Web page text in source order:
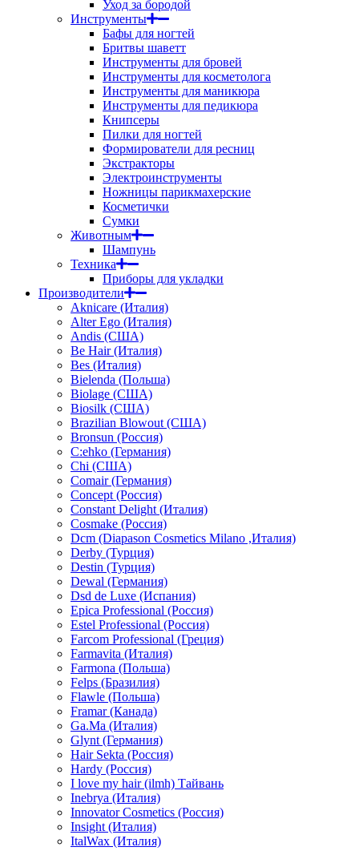
Уход за бородой
Инструменты
Бафы для ногтей
Бритвы шаветт
Инструменты для бровей
Инструменты для косметолога
Инструменты для маникюра
Инструменты для педикюра
Книпсеры
Пилки для ногтей
Формирователи для ресниц
Экстракторы
Электроинструменты
Ножницы парикмахерские
Косметички
Сумки
Животным
Шампунь
Техника
Приборы для укладки
Производители
Aknicare (Италия)
Alter Ego (Италия)
Andis (США)
Be Hair (Италия)
Bes (Италия)
Bielenda (Польша)
Biolage (США)
Biosilk (США)
Brazilian Blowout (США)
Bronsun (Россия)
C:ehko (Германия)
Chi (США)
Comair (Германия)
Concept (Россия)
Constant Delight (Италия)
Cosmake (Россия)
Dcm (Diapason Cosmetics Milano ,Италия)
Derby (Турция)
Destin (Турция)
Dewal (Германия)
Dsd de Luxe (Испания)
Epica Professional (Россия)
Estel Professional (Россия)
Farcom Professional (Греция)
Farmavita (Италия)
Farmona (Польша)
Felps (Бразилия)
Flawle (Польша)
Framar (Канада)
Ga.Ma (Италия)
Glynt (Германия)
Hair Sekta (Россия)
Hardy (Россия)
I love my hair (ilmh) Тайвань
Inebrya (Италия)
Innovator Cosmetics (Россия)
Insight (Италия)
ItalWax (Италия)